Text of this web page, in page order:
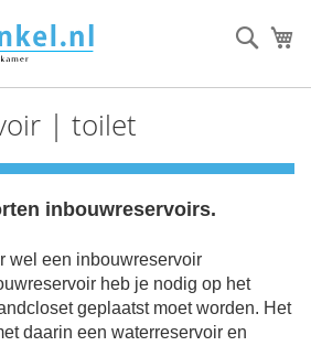
| toilet
inbouwreservoirs.
wel een inbouwreservoir
heb je nodig op het
geplaatst moet worden. Het
daarin een waterreservoir en